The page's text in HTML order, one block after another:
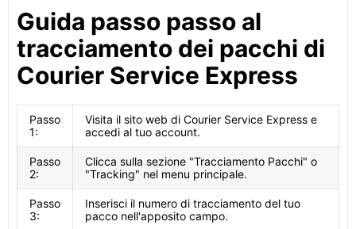
Guida passo passo al
tracciamento dei pacchi di
Courier Service Express
Passo
1:
Visita il sito web di Courier Service Express e
accedi al tuo account.
Passo
2:
Clicca sulla sezione "Tracciamento Pacchi" o
"Tracking" nel menu principale.
Passo
3:
Inserisci il numero di tracciamento del tuo
pacco nell'apposito campo.